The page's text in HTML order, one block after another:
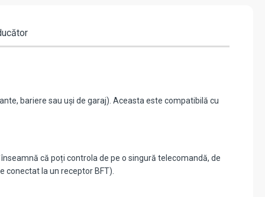
bariere sau uși de garaj). Aceasta este compatibilă cu
că poți controla de pe o singură telecomandă, de
conectat la un receptor BFT).